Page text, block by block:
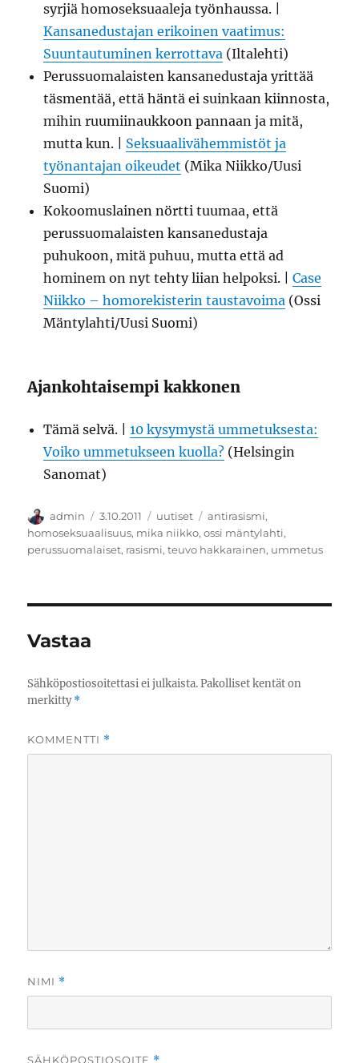
syrjiä homoseksuaaleja työnhaussa. |
Kansanedustajan erikoinen vaatimus:
Suuntautuminen kerrottava (Iltalehti)
Perussuomalaisten kansanedustaja yrittää
täsmentää, että häntä ei suinkaan kiinnosta,
mihin ruumiinaukkoon pannaan ja mitä,
mutta kun. | Seksuaalivähemmistöt ja
työnantajan oikeudet (Mika Niikko/Uusi
Suomi)
Kokoomuslainen nörtti tuumaa, että
perussuomalaisten kansanedustaja
puhukoon, mitä puhuu, mutta että ad
hominem on nyt tehty liian helpoksi. |Case
Niikko – homorekisterin taustavoima (Ossi
Mäntylahti/Uusi Suomi)
Ajankohtaisempi kakkonen
Tämä selvä. |10 kysymystä ummetuksesta:
Voiko ummetukseen kuolla? (Helsingin
Sanomat)
Kirjoittaja
admin Julkaistu
3.10.2011 Kategoriat
uutiset Avainsanat
antirasismi,
homoseksuaalisuus, mika niikko,ossi mäntylahti,
perussuomalaiset, rasismi,teuvo hakkarainen, ummetus
Vastaa
Sähköpostiosoitettasi ei julkaista. Pakolliset kentät on
merkitty*
KOMMENTTI *
NIMI *
SÄHKÖPOSTIOSOITE